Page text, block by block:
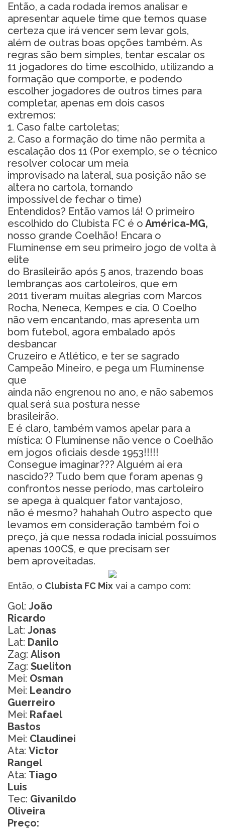
Então, a cada rodada iremos analisar e
apresentar aquele time que temos quase
certeza que irá vencer sem levar gols,
além de outras boas opções também. As
regras são bem simples, tentar escalar os
11 jogadores do time escolhido, utilizando a
formação que comporte, e podendo
escolher jogadores de outros times para
completar, apenas em dois casos
extremos:
1. Caso falte cartoletas;
2. Caso a formação do time não permita a
escalação dos 11 (Por exemplo, se o técnico
resolver colocar um meia
improvisado na lateral, sua posição não se
altera no cartola, tornando
impossível de fechar o time)
Entendidos? Então vamos lá! O primeiro
escolhido do Clubista FC é o América-MG,
nosso grande Coelhão! Encara o
Fluminense em seu primeiro jogo de volta à
elite
do Brasileirão após 5 anos, trazendo boas
lembranças aos cartoleiros, que em
2011 tiveram muitas alegrias com Marcos
Rocha, Neneca, Kempes e cia. O Coelho
não vem encantando, mas apresenta um
bom futebol, agora embalado após
desbancar
Cruzeiro e Atlético, e ter se sagrado
Campeão Mineiro, e pega um Fluminense
que
ainda não engrenou no ano, e não sabemos
qual será sua postura nesse
brasileirão.
E é claro, também vamos apelar para a
mística: O Fluminense não vence o Coelhão
em jogos oficiais desde 1953!!!!!
Consegue imaginar??? Alguém aí era
nascido?? Tudo bem que foram apenas 9
confrontos nesse período, mas cartoleiro
se apega à qualquer fator vantajoso,
não é mesmo? hahahah Outro aspecto que
levamos em consideração também foi o
preço, já que nessa rodada inicial possuímos
apenas 100C$, e que precisam ser
bem aproveitadas.
Então, o Clubista FC Mix vai a campo com:
Gol: João
Ricardo
Lat: Jonas
Lat: Danilo
Zag: Alison
Zag: Sueliton
Mei: Osman
Mei: Leandro
Guerreiro
Mei: Rafael
Bastos
Mei: Claudinei
Ata: Victor
Rangel
Ata: Tiago
Luis
Tec: Givanildo
Oliveira
Preço: